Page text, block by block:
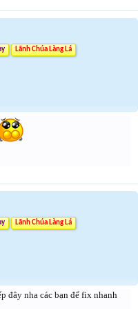
Lãnh Chúa Làng Lá
Lãnh Chúa Làng Lá
đây nha các bạn để fix nhanh